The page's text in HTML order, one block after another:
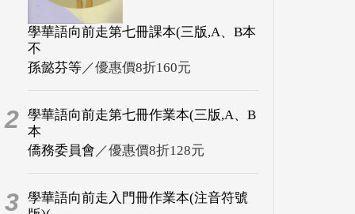
學華語向前走第七冊課本(三版,A、B本
不
孫懿芬等／優惠價8折160元
2 學華語向前走第七冊作業本(三版,A、B
本
僑務委員會 ／優惠價8折128元
3 學華語向前走入門冊作業本(注音符號